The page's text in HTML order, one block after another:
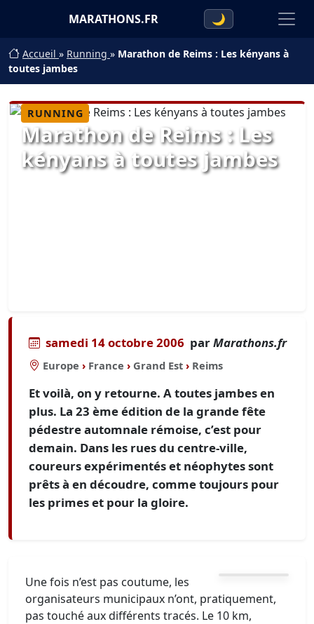
MARATHONS.FR 🌙
Accueil » Running » Marathon de Reims : Les kényans à
toutes jambes
RUNNING
Marathon de Reims : Les
kényans à toutes jambes
samedi 14 octobre 2006 parMarathons.fr
Europe › France › Grand Est › Reims
Et voilà, on y retourne. A toutes jambes en
plus. La 23 ème édition de la grande fête
pédestre automnale rémoise, c’est pour
demain. Dans les rues du centre-ville,
coureurs expérimentés et néophytes sont
prêts à en découdre, comme toujours pour
les primes et pour la gloire.
Une fois n’est pas coutume, les
organisateurs municipaux n’ont, pratiquement,
pas touché aux différents tracés. Le 10 km,